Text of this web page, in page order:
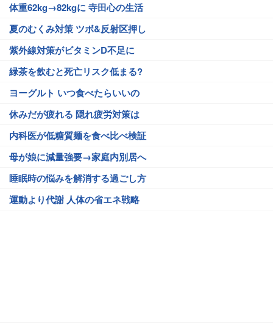
体重62kg→82kgに 寺田心の生活
夏のむくみ対策 ツボ&反射区押し
紫外線対策がビタミンD不足に
緑茶を飲むと死亡リスク低まる?
ヨーグルト いつ食べたらいいの
休みだが疲れる 隠れ疲労対策は
内科医が低糖質麺を食べ比べ検証
母が娘に減量強要→家庭内別居へ
睡眠時の悩みを解消する過ごし方
運動より代謝 人体の省エネ戦略